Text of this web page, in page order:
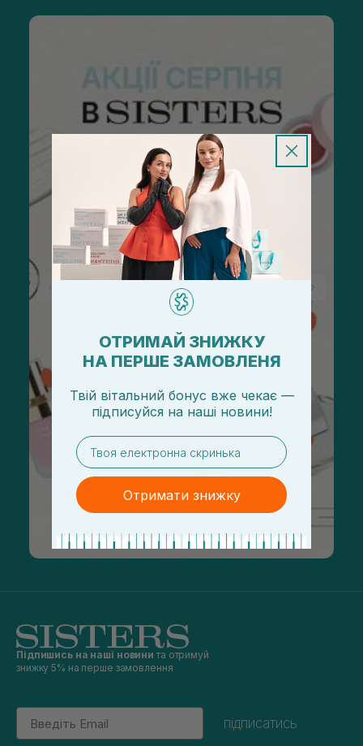
Підпишись на наші новини та отримуй
знижку 5% на перше замовлення
Email
підписатись
ОТРИМАЙ ЗНИЖКУ
НА ПЕРШЕ ЗАМОВЛЕНЯ
Твій вітальний бонус вже чекає —
підписуйся на наші новини!
email
Отримати знижку